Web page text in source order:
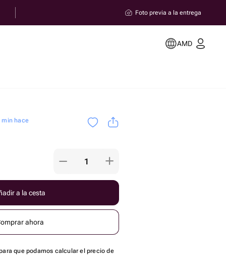
Foto previa a la entrega
AMD
min hace
a la cesta
ahora
que podamos calcular el precio de